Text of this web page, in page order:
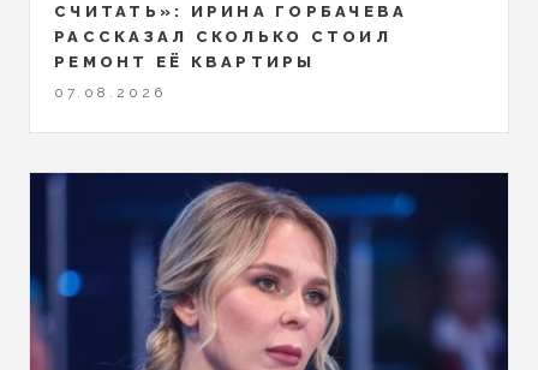
СЧИТАТЬ»: ИРИНА ГОРБАЧЕВА
РАССКАЗАЛ СКОЛЬКО СТОИЛ
РЕМОНТ ЕЁ КВАРТИРЫ
07.08.2026